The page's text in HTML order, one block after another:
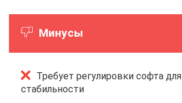
Минусы
Требует регулировки софта для
стабильности